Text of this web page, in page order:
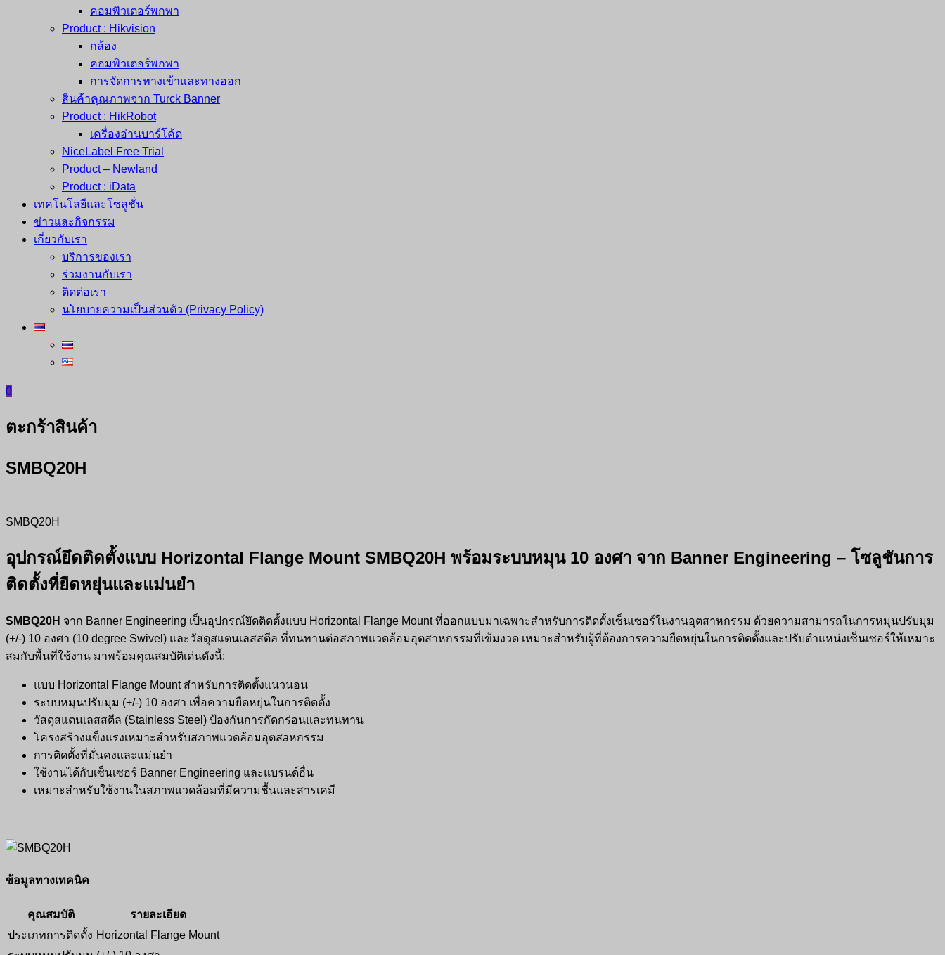
คอมพิวเตอร์พกพา
Product : Hikvision
กล้อง
คอมพิวเตอร์พกพา
การจัดการทางเข้าและทางออก
สินค้าคุณภาพจาก Turck Banner
Product : HikRobot
เครื่องอ่านบาร์โค้ด
NiceLabel Free Trial
Product – Newland
Product : iData
เทคโนโลยีและโซลูชั่น
ข่าวและกิจกรรม
เกี่ยวกับเรา
บริการของเรา
ร่วมงานกับเรา
ติดต่อเรา
นโยบายความเป็นส่วนตัว (Privacy Policy)
0
ตะกร้าสินค้า
SMBQ20H
SMBQ20H
อุปกรณ์ยึดติดตั้งแบบ Horizontal Flange Mount SMBQ20H พร้อมระบบหมุน 10 องศา จาก Banner Engineering – โซลูชันการ
ติดตั้งที่ยืดหยุ่นและแม่นยำ
SMBQ20H จาก Banner Engineering เป็นอุปกรณ์ยึดติดตั้งแบบ Horizontal Flange Mount ที่ออกแบบมาเฉพาะสำหรับการติดตั้งเซ็นเซอร์ในงานอุตสาหกรรม ด้วยความสามารถในการหมุนปรับมุม
(+/-) 10 องศา (10 degree Swivel) และวัสดุสแตนเลสสตีล ที่ทนทานต่อสภาพแวดล้อมอุตสาหกรรมที่เข้มงวด เหมาะสำหรับผู้ที่ต้องการความยืดหยุ่นในการติดตั้งและปรับตำแหน่งเซ็นเซอร์ให้เหมาะ
สมกับพื้นที่ใช้งาน มาพร้อมคุณสมบัติเด่นดังนี้:
แบบ Horizontal Flange Mount สำหรับการติดตั้งแนวนอน
ระบบหมุนปรับมุม (+/-) 10 องศา เพื่อความยืดหยุ่นในการติดตั้ง
วัสดุสแตนเลสสตีล (Stainless Steel) ป้องกันการกัดกร่อนและทนทาน
โครงสร้างแข็งแรงเหมาะสำหรับสภาพแวดล้อมอุตสaหกรรม
การติดตั้งที่มั่นคงและแม่นยำ
ใช้งานได้กับเซ็นเซอร์ Banner Engineering และแบรนด์อื่น
เหมาะสำหรับใช้งานในสภาพแวดล้อมที่มีความชื้นและสารเคมี
ข้อมูลทางเทคนิค
คุณสมบัติ
รายละเอียด
ประเภทการติดตั้ง Horizontal Flange Mount